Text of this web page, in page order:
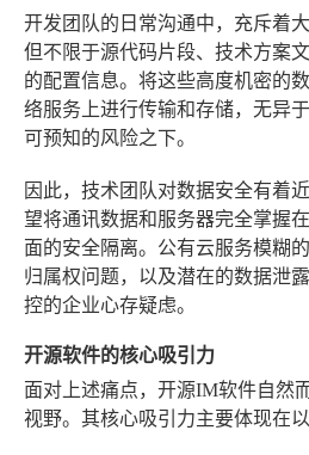
开发团队的日常沟通中，充斥着
但不限于源代码片段、技术方案
的配置信息。将这些高度机密的
络服务上进行传输和存储，无异
可预知的风险之下。
因此，技术团队对数据安全有着
望将通讯数据和服务器完全掌握
面的安全隔离。公有云服务模糊
归属权问题，以及潜在的数据泄
控的企业心存疑虑。
开源软件的核心吸引力
面对上述痛点，开源IM软件自然
视野。其核心吸引力主要体现在以